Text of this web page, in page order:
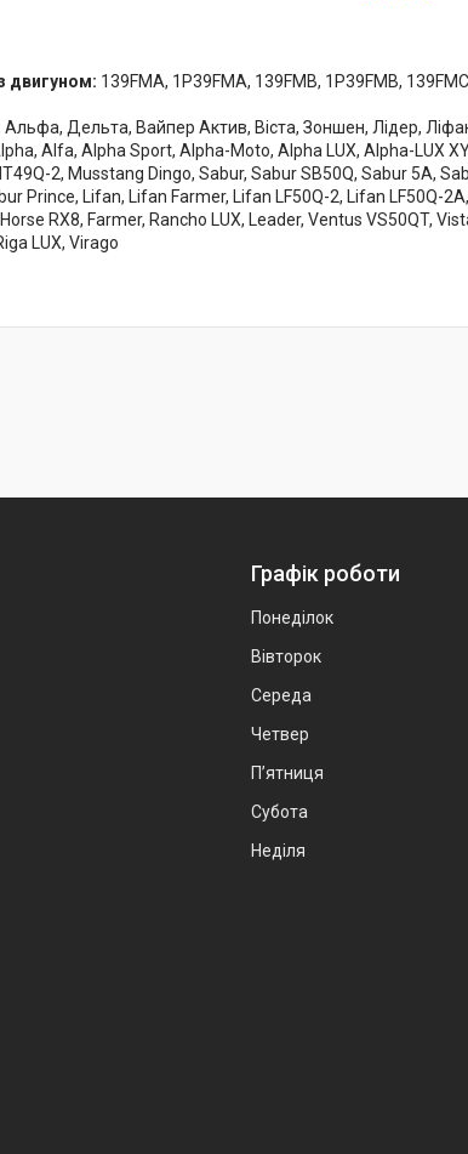
двигуном: 139FMA, 1P39FMA, 139FMB, 1P39FMB,
Альфа, Дельта, Вайпер Актив, Віста, Зоншен, Лідер,
Alfa, Alpha Sport, Alpha-Moto, Alpha LUX, Alpha-LUX
2, Musstang Dingo, Sabur, Sabur SB50Q, Sabur 5A,
Prince, Lifan, Lifan Farmer, Lifan LF50Q-2, Lifan LF50Q-
RX8, Farmer, Rancho LUX, Leader, Ventus VS50QT,
LUX, Virago
Графік роботи
Понеділок
Вівторок
Середа
Четвер
Пʼятниця
Субота
Неділя